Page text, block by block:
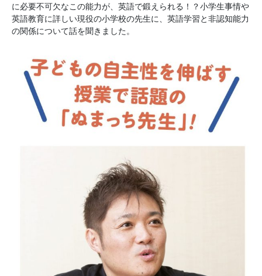
に必要不可欠なこの能力が、英語で鍛えられる！？小学生事情や
英語教育に詳しい現役の小学校の先生に、英語学習と非認知能力
の関係について話を聞きました。